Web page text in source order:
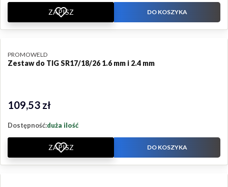
ZAPISZ DO KOSZYKA
Zestaw do TIG SR17/18/26 1.6 mm i 2.4 mm
PRODUCENT
PROMOWELD
Cena
109,53 zł
Dostępność:duża ilość
ZAPISZ DO KOSZYKA